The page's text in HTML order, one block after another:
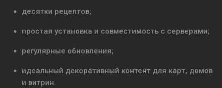
десятки рецептов;
простая установка и совместимость с серверами;
регулярные обновления;
идеальный декоративный контент для карт, домов
и витрин.